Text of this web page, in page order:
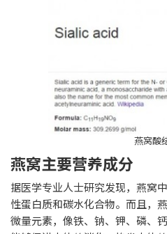
燕窝酸
燕窝主要营养成分
据医学专业人士研究发现，燕窝
性蛋白质和碳水化合物。而且，
微量元素，像铁、钠、钾、磷、